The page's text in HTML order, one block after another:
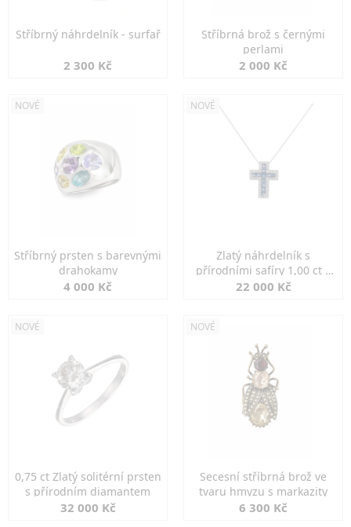
Stříbrný náhrdelník - surfař
2 300 Kč
Stříbrná brož s černými
perlami
2 000 Kč
NOVÉ
Stříbrný prsten s barevnými
drahokamy
4 000 Kč
NOVÉ
Zlatý náhrdelník s
přírodními safíry 1,00 ct a
diamanty
22 000 Kč
NOVÉ
0,75 ct Zlatý solitérní prsten
s přírodním diamantem
32 000 Kč
NOVÉ
Secesní stříbrná brož ve
tvaru hmyzu s markazity
6 300 Kč